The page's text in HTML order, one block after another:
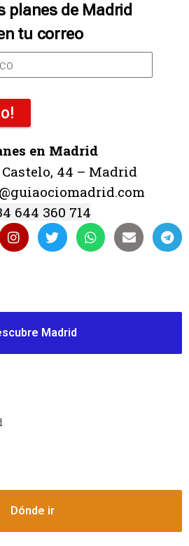
planes de Madrid
tu correo
en Madrid
Castelo, 44 – Madrid
644 360 714
Madrid
Dónde ir